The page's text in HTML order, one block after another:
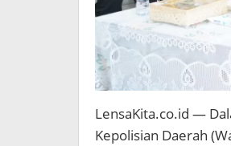
LensaKita.co.id —
Kepolisian Daerah